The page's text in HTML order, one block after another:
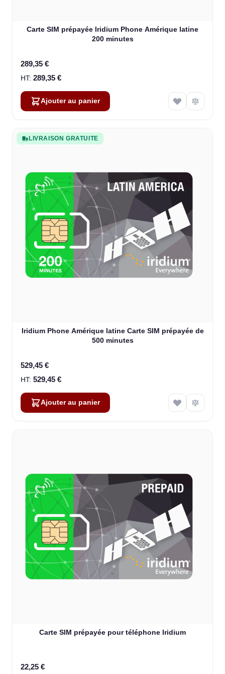
Carte SIM prépayée Iridium Phone Amérique latine
200 minutes
289,35 €
289,35 €
Ajouter au panier
LIVRAISON GRATUITE
Iridium Phone Amérique latine Carte SIM prépayée de
500 minutes
529,45 €
529,45 €
Ajouter au panier
Carte SIM prépayée pour téléphone Iridium
22,25 €